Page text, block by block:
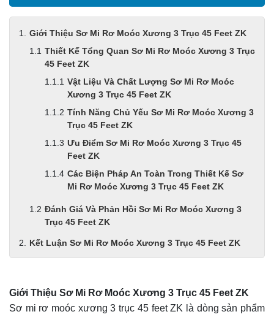
Giới Thiệu Sơ Mi Rơ Moóc Xương 3 Trục 45 Feet ZK
Thiết Kế Tổng Quan Sơ Mi Rơ Moóc Xương 3 Trục
45 Feet ZK
Vật Liệu Và Chất Lượng Sơ Mi Rơ Moóc
Xương 3 Trục 45 Feet ZK
Tính Năng Chủ Yếu Sơ Mi Rơ Moóc Xương 3
Trục 45 Feet ZK
Ưu Điểm Sơ Mi Rơ Moóc Xương 3 Trục 45
Feet ZK
Các Biện Pháp An Toàn Trong Thiết Kế Sơ
Mi Rơ Moóc Xương 3 Trục 45 Feet ZK
Đánh Giá Và Phản Hồi Sơ Mi Rơ Moóc Xương 3
Trục 45 Feet ZK
Kết Luận Sơ Mi Rơ Moóc Xương 3 Trục 45 Feet ZK
Giới Thiệu Sơ Mi Rơ Moóc Xương 3 Trục 45 Feet ZK
Sơ mi rơ moóc xương 3 trục 45 feet ZK là dòng sản phẩm